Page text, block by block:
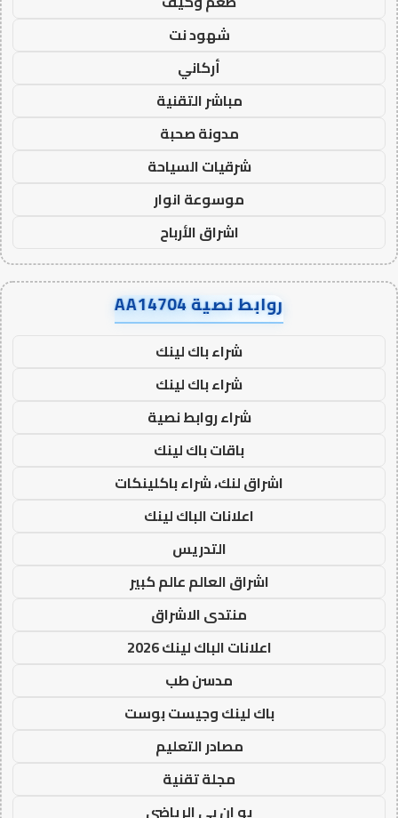
شهود نت
أركاني
مباشر التقنية
مدونة صحبة
شرقيات السياحة
موسوعة انوار
اشراق الأرباح
روابط نصية AA14704
شراء باك لينك
شراء باك لينك
شراء روابط نصية
باقات باك لينك
اشراق لنك، شراء باكلينكات
اعلانات الباك لينك
التدريس
اشراق العالم عالم كبير
منتدى الاشراق
اعلانات الباك لينك 2026
مدسن طب
باك لينك وجيست بوست
مصادر التعليم
مجلة تقنية
يو ان بي الرياضي